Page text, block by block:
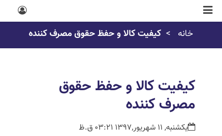
خانه کیفیت کالا و حفظ حقوق مصرف کننده
کیفیت کالا و حفظ حقوق
مصرف کننده
یکشنبه, 11 شهریور,1397 03:21 ق.ظ